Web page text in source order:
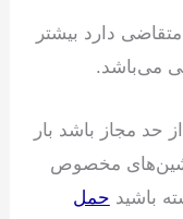
دارد بیشتر
می‌باشد.
حد مجاز باشد بار
مخصوص
باشید حمل